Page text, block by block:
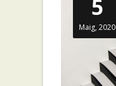
5
Maig, 2020